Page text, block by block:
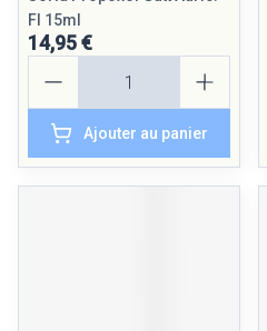
Fl 15ml
14,95 €
Ajouter au panier